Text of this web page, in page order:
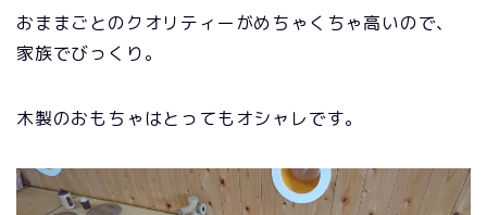
おままごとのクオリティーがめちゃくちゃ高いので、
家族でびっくり。
木製のおもちゃはとってもオシャレです。